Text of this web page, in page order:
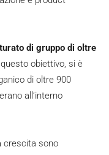
di gruppo di oltre
obiettivo, si è
di oltre 900
all’interno
crescita sono